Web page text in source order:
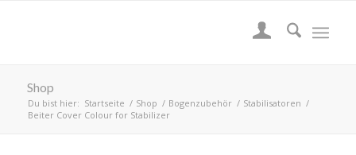
Shop
Du bist hier: Startseite / Shop / Bogenzubehör / Stabilisatoren /
Beiter Cover Colour for Stabilizer